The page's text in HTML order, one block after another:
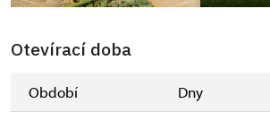
Otevírací doba
Období Dny